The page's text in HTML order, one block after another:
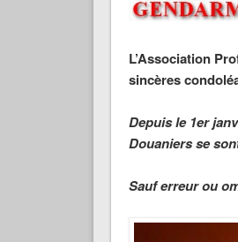
L’Association
sincères
Depuis le 1er
Douaniers se
Sauf erreur ou